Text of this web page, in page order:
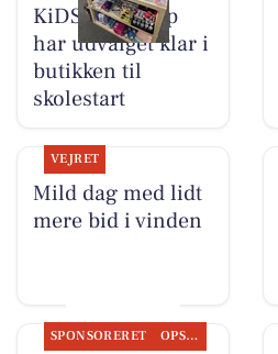
KiDS Coolshop
har udvalget klar i
butikken til
skolestart
VEJRET
Mild dag med lidt
mere bid i vinden
SPONSORERET OPSLAGSTAVLEN